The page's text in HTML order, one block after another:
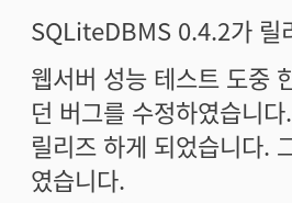
SQLiteDBMS 0.4.2가 릴
웹서버 성능 테스트 도중
던 버그를 수정하였습니
릴리즈 하게 되었습니다.
였습니다.